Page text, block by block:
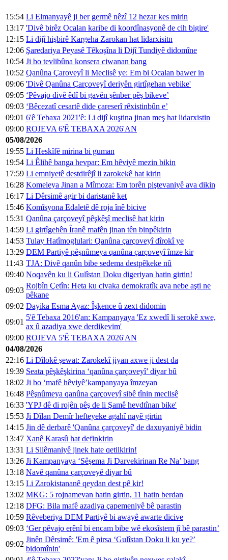
15:54 Li Elmanyayê ji ber germê nêzî 12 hezar kes mirin
13:17 'Divê birêz Ocalan karibe di koordînasyonê de cih bigire'
12:15 Li dijî hişbirê Kargeha Zarokan hat lidarxisitn
12:06 Şaredariya Peyasê Têkoşîna li Dijî Tundiyê didomîne
10:54 Ji bo tevlibûna konsera ciwanan bang
10:52 Qanûna Çaroveyî li Meclisê ye: Em bi Ocalan bawer in
09:06 'Divê Qanûna Çarçoveyî deriyên girtîgehan vebike'
09:05 ‘Pêvajo divê êdî bi gavên şênber pêş bikeve’
09:03 ‘Bêcezatî cesartê dide çareserî rêxistinbûn e’
09:01 6'ê Tebaxa 2021'ê: Li dijî kuştina jinan meş hat lidarxistin
09:00 ROJEVA 6'Ê TEBAXA 2026'AN
05/08/2026
19:55 Li Heskîfê mirina bi guman
19:54 Li Êlihê banga hevpar: Em hêviyê mezin bikin
17:59 Li emniyetê destdirêjî li zarokekê hat kirin
16:28 Komeleya Jinan a Mîmoza: Em torên piştevaniyê ava dikin
16:17 Li Dêrsimê agir bi daristanê ket
15:46 Komîsyona Edaletê dê roja înê bicive
15:31 Qanûna çarçoveyî pêşkêşî meclisê hat kirin
14:59 Li girtîgehên Îranê mafên jinan tên binpêkirin
14:53 Tulay Hatîmoglulari: Qanûna çarçoveyî dîrokî ye
13:29 DEM Partiyê pêşnûmeya qanûna çarçoveyî îmze kir
11:43 TJA: Divê qanûn bibe sedema destpêkeke nû
09:40 Noqavên ku li Gulîstan Doku digeriyan hatin girtin!
09:03
Rojbîn Çetîn: Heta ku civaka demokratîk ava nebe aşti ne
pêkane
09:02 Dayika Esma Ayaz: Îşkence û zext didomin
09:01
5'ê Tebaxa 2016'an: Kampanyaya 'Ez xwedî li serokê xwe,
ax û azadiya xwe derdikevim'
09:00 ROJEVA 5'Ê TEBAXA 2026'AN
04/08/2026
22:16 Li Dîlokê şewat: Zarokekî jiyan axwe ji dest da
19:39 Seata pêşkêşkirina ‘qanûna çarçoveyî’ diyar bû
18:02 Ji bo ‘mafê hêviyê’kampanyaya îmzeyan
16:48 Pêşnûmeya qanûna çarçoveyî sibê tînin meclisê
16:33 'YPJ dê di rojên pêş de li Şamê hevdtînan bike'
15:53 Ji Dîlan Demîr hefteyeke agahî nayê girtin
14:15 Jin dê derbarê 'Qanûna çarçoveyî' de daxuyaniyê bidin
13:47 Xanê Karasû hat definkirin
13:31 Li Silêmaniyê jinek hate qetilkirin!
13:26 Ji Kampanyaya ‘Sêşema Ji Darvekirinan Re Na’ bang
13:18 Navê qanûna çarçoveyê diyar bû
13:15 Li Zarokistananê qeydan dest pê kir!
13:02 MKG: 5 rojnamevan hatin girtin, 11 hatin berdan
12:18 DFG: Bila mafê azadiya çapemeniyê bê parastin
10:59 Rêveberiya DEM Partiyê bi awayê awarte dicive
09:03 ‘Ger pêvajo erênî bi encam bibe wê ekosîstem jî bê parastin’
09:02
Jinên Dêrsimê: 'Em ê pirsa ‘Gulîstan Doku li ku ye?’
bidomînin'